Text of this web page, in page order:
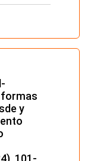
formas
y
101-